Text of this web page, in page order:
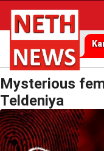
Mysterious
Teldeniya